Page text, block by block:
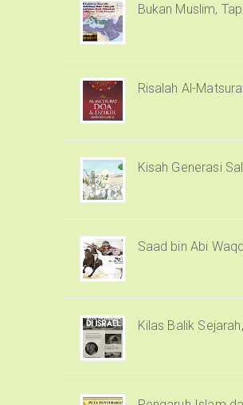
Bukan Muslim,
Risalah Al-
Kisah Generasi
Saad bin Abi
Kilas Balik